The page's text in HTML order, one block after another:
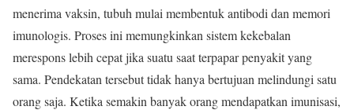
menerima vaksin, tubuh mulai membentuk antibodi dan memori
imunologis. Proses ini memungkinkan sistem kekebalan
merespons lebih cepat jika suatu saat terpapar penyakit yang
sama. Pendekatan tersebut tidak hanya bertujuan melindungi satu
orang saja. Ketika semakin banyak orang mendapatkan imunisasi,